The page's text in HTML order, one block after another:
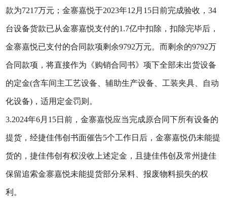
款为7217万元；金寨嘉悦于2023年12月15日前完成验收，34
台设备货款已从金寨嘉悦支付的1.7亿中扣除，扣除完毕后，
金寨嘉悦已支付的合同款项剩余9792万元。而剩余的9792万
合同款项，将直接作为《购销合同书》项下全部未出货设备
的定金(含车间主工艺设备、辅助生产设备、工装夹具、自动
化设备)，适用定金罚则。
3.2024年6月15日前，金寨嘉悦应当完成原合同下所有设备的
提货，经捷佳伟创书面催告5个工作日后，金寨嘉悦仍未能提
货的，捷佳伟创有权没收上述定金，且捷佳伟创及常州捷佳
保留追索金寨嘉悦未能提货部分呆料、报废物料损失的权
利。